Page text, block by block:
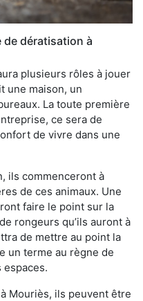
dératisation à
plusieurs rôles à jouer
une maison, un
La toute première
ce sera de
de vivre dans une
ils commenceront à
de ces animaux. Une
faire le point sur la
rongeurs qu’ils auront à
de mettre au point la
un terme au règne de
espaces.
Mouriès, ils peuvent être